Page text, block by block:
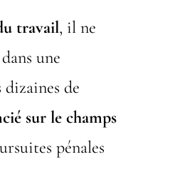
travail, il ne
une
dizaines de
sur le champs
pénales